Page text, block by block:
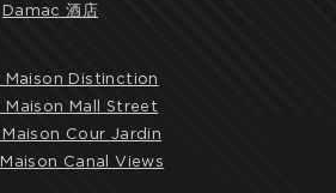
Damac 酒店
Maison Distinction
Maison Mall Street
Cour Jardin
Canal Views